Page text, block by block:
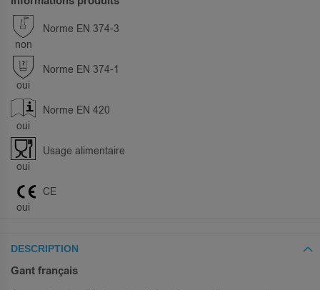
non
Norme EN 374-3
oui
Norme EN 374-1
oui
Norme EN 420
oui
Usage alimentaire
oui
CE
DESCRIPTION
Gant français